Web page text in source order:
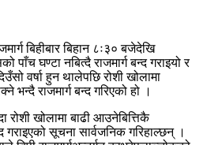
बिहीबार बिहान ८ः३० बजेदेखि
घण्टा नबित्दै राजमार्ग बन्द गराइयो र
वर्षा हुन थालेपछि रोशी खोलामा
भन्दै राजमार्ग बन्द गरिएको हो ।
रोशी खोलामा बाढी आउनेबित्तिकै
गराइएको सूचना सार्वजनिक गरिहाल्छन् ।